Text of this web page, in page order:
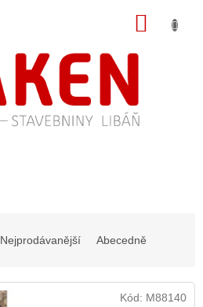
Nejprodávanější Abecedně
Kód: M88140